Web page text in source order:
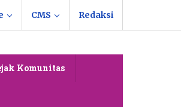
CMS Redaksi
Komunitas